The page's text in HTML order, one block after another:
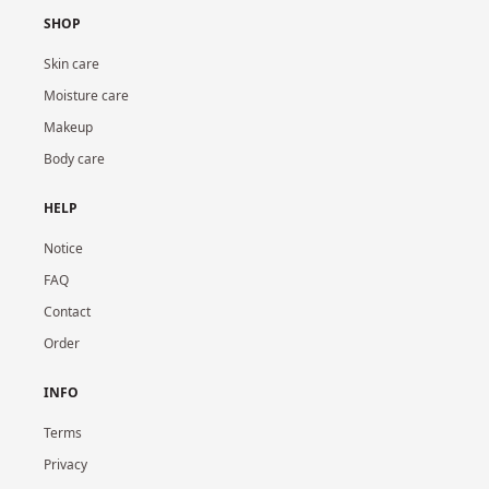
SHOP
Skin care
Moisture care
Makeup
Body care
HELP
Notice
FAQ
Contact
Order
INFO
Terms
Privacy